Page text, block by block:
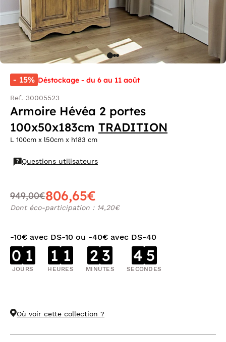
- 15% Déstockage - du 6 au 11 août
Ref. 30005523
Armoire Hévéa 2 portes
100x50x183cm TRADITION
L 100cm x l50cm x h183 cm
Questions utilisateurs
949,00€806,65€
Dont éco-participation : 14,20€
-10€ avec DS-10 ou -40€ avec DS-40
0 1
JOURS
1 1
HEURES
2 3
MINUTES
4 4
SECONDES
Où voir cette collection ?